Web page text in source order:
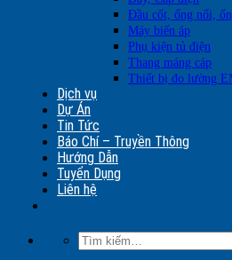
Đầu cốt, ống nối,
Máy biến áp
Phụ kiện tủ điện
Thang máng cáp
Thiết bị đo lường
Dịch vụ
Dự Án
Tin Tức
Báo Chí – Truyền Thông
Hướng Dẫn
Tuyển Dụng
Liên hệ
Tìm
kiếm: